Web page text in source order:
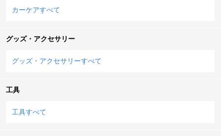
カーケアすべて
グッズ・アクセサリー
グッズ・アクセサリーすべて
工具
工具すべて